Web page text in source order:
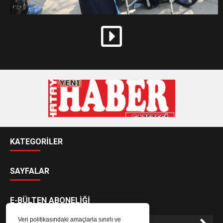
Veri politikasındaki amaçlarla sınırlı ve
KATEGORİLER
SAYFALAR
E-BÜLTEN ABONELİĞİ